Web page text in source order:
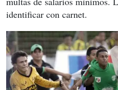
identificar con carnet.